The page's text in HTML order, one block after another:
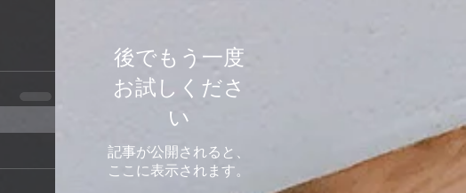
後でもう一度
お試しくださ
い
記事が公開されると、
ここに表示されます。